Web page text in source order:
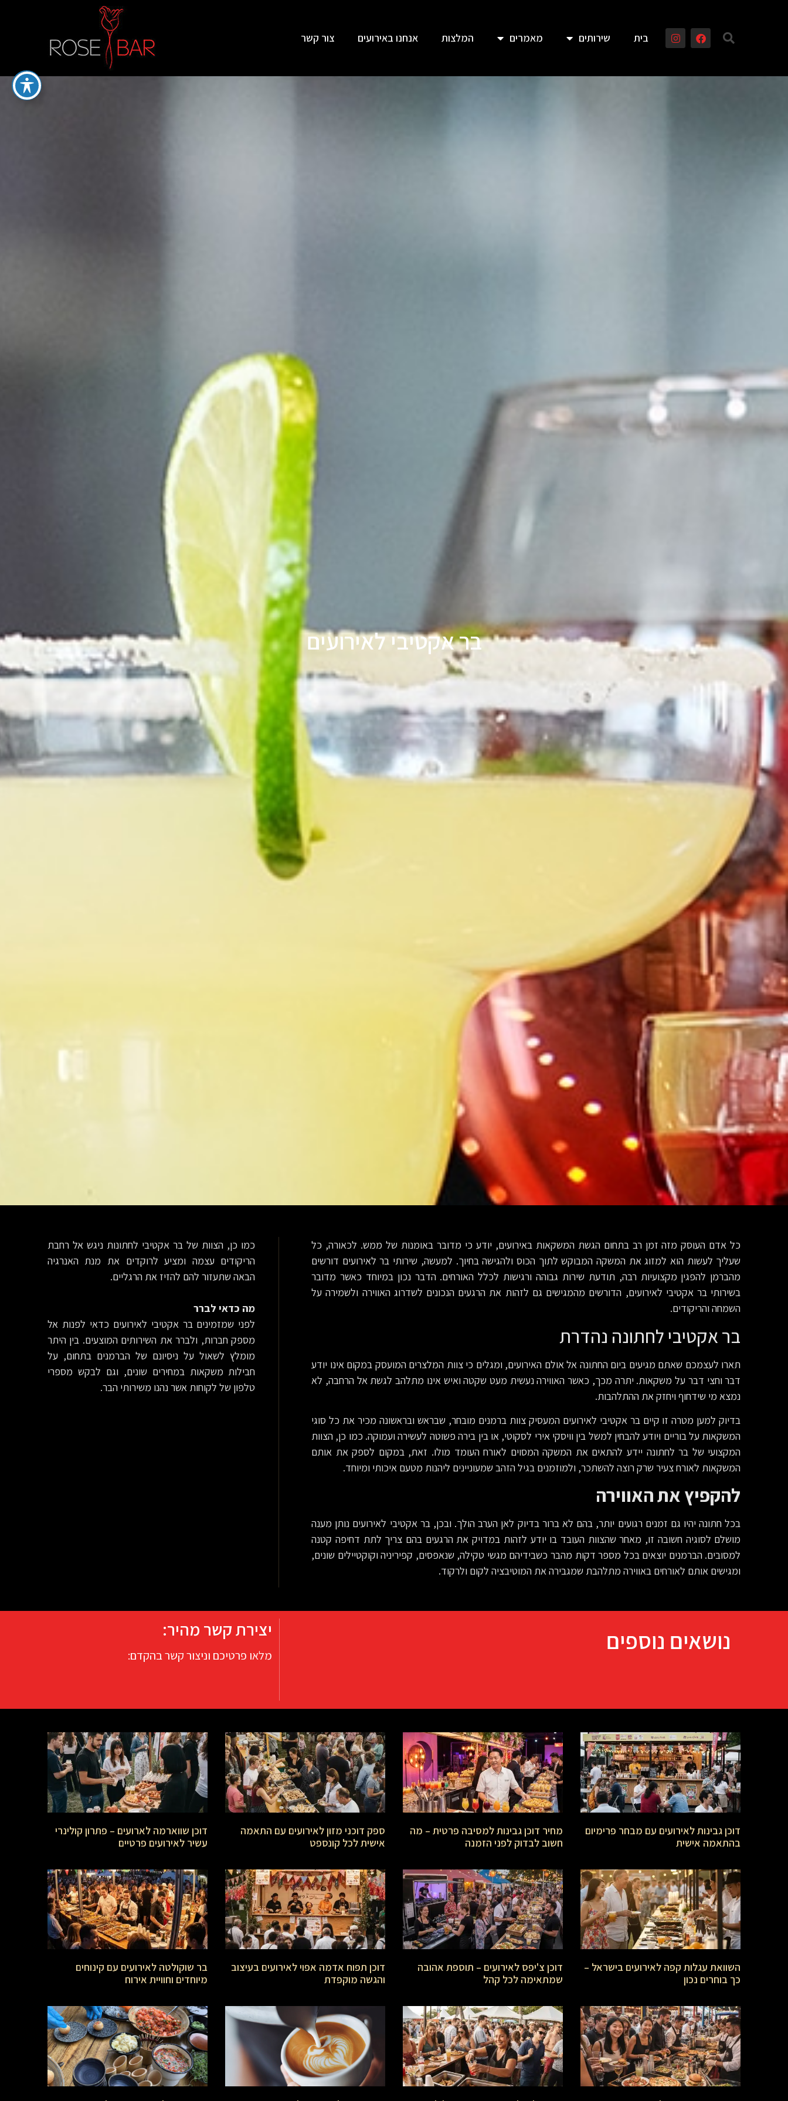
בית שירותים מאמרים המלצות אנחנו באירועים צור קשר
בר אקטיבי לאירועים
כל אדם העוסק מזה זמן רב בתחום הגשת המשקאות באירועים, יודע כי מדובר באומנות של ממש. לכאורה, כל
שעליך לעשות הוא למזוג את המשקה המבוקש לתוך הכוס ולהגישה בחיוך. למעשה, שירותי בר לאירועים דורשים
מהברמן להפגין מקצועיות רבה, תודעת שירות גבוהה ורגישות לכלל האורחים. הדבר נכון במיוחד כאשר מדובר
בשירותי בר אקטיבי לאירועים, הדורשים מהמגישים גם לזהות את הרגעים הנכונים לשדרוג האווירה ולשמירה על
השמחה והריקודים.
בר אקטיבי לחתונה נהדרת
תארו לעצמכם שאתם מגיעים ביום החתונה אל אולם האירועים, ומגלים כי צוות המלצרים המועסק במקום אינו יודע
דבר וחצי דבר על משקאות. יתרה מכך, כאשר האווירה נעשית מעט שקטה ואיש אינו מתלהב לגשת אל הרחבה, לא
נמצא מי שידחוף ויחזק את ההתלהבות.
בדיוק למען מטרה זו קיים בר אקטיבי לאירועים המעסיק צוות ברמנים מובחר, שבראש ובראשונה מכיר את כל סוגי
המשקאות על בוריים ויודע להבחין למשל בין וויסקי אירי לסקוטי, או בין בירה פשוטה לעשירה ועמוקה. כמו כן, הצוות
המקצועי של בר לחתונה יידע להתאים את המשקה המסוים לאורח העומד מולו. זאת, במקום לספק את אותם
המשקאות לאורח צעיר שרק רוצה להשתכר, ולמוזמנים בגיל הזהב שמעוניינים ליהנות מטעם איכותי ומיוחד.
להקפיץ את האווירה
בכל חתונה יהיו גם זמנים רגועים יותר, בהם לא ברור בדיוק לאן הערב הולך. ובכן, בר אקטיבי לאירועים נותן מענה
מושלם לסוגיה חשובה זו, מאחר שהצוות העובד בו יודע לזהות במדויק את הרגעים בהם צריך לתת דחיפה קטנה
למסובים. הברמנים יוצאים בכל מספר דקות מהבר כשבידיהם מגשי טקילה, שנאפסים, קפיריניה וקוקטיילים שונים,
ומגישים אותם לאורחים באווירה מתלהבת שמגבירה את המוטיבציה לקום ולרקוד.
כמו כן, הצוות של בר אקטיבי לחתונות ניגש אל רחבת
הריקודים עצמה ומציע לרוקדים את מנת האנרגיה
הבאה שתעזור להם להזיז את הרגליים.
מה כדאי לברר
לפני שמזמינים בר אקטיבי לאירועים כדאי לפנות אל
מספק חברות, ולברר את השירותים המוצעים. בין היתר
מומלץ לשאול על ניסיונם של הברמנים בתחום, על
חבילות משקאות במחירים שונים, וגם לבקש מספרי
טלפון של לקוחות אשר נהנו משירותי הבר.
נושאים נוספים יצירת קשר מהיר:
מלאו פרטיכם וניצור קשר בהקדם:
דוכן גבינות לאירועים עם מבחר פרימיום
בהתאמה אישית
מחיר דוכן גבינות למסיבה פרטית – מה
חשוב לבדוק לפני הזמנה
ספק דוכני מזון לאירועים עם התאמה
אישית לכל קונספט
דוכן שווארמה לארועים – פתרון קולינרי
עשיר לאירועים פרטיים
השוואת עגלות קפה לאירועים בישראל –
כך בוחרים נכון
דוכן צ'יפס לאירועים – תוספת אהובה
שמתאימה לכל קהל
דוכן תפוח אדמה אפוי לאירועים בעיצוב
והגשה מוקפדת
בר שוקולטה לאירועים עם קינוחים
מיוחדים וחוויית אירוח